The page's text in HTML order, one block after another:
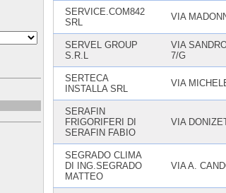
SERVICE.COM842
SRL
VIA
SERVEL GROUP
S.R.L
VIA
7/G
SERTECA
INSTALLA SRL
VIA
SERAFIN
FRIGORIFERI DI
SERAFIN FABIO
VIA
SEGRADO CLIMA
DI ING.SEGRADO
MATTEO
VIA A.